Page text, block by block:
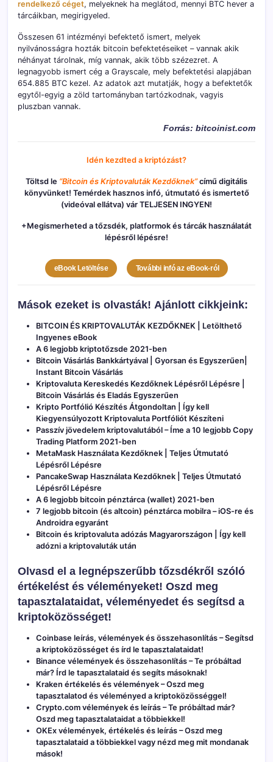
rendelkező céget, melyeknek ha meglátod, mennyi BTC hever a
tárcáikban, megirigyeled.
Összesen 61 intézményi befektető ismert, melyek
nyilvánosságra hozták bitcoin befektetéseiket – vannak akik
néhányat tárolnak, míg vannak, akik több szézezret. A
legnagyobb ismert cég a Grayscale, mely befektetési alapjában
654.885 BTC kezel. Az adatok azt mutatják, hogy a befektetők
egytől-egyig a zöld tartományban tartózkodnak, vagyis
pluszban vannak.
Forrás: bitcoinist.com
Idén kezdted a kriptózást?
Töltsd le “Bitcoin és Kriptovaluták Kezdőknek”című digitális
könyvünket! Temérdek hasznos infó, útmutató és ismertető
(videóval ellátva) vár TELJESEN INGYEN!
+Megismerheted a tőzsdék, platformok és tárcák használatát
lépésről lépésre!
eBook Letöltése További infó az eBook-ról
Mások ezeket is olvasták! Ajánlott cikkjeink:
BITCOIN ÉS KRIPTOVALUTÁK KEZDŐKNEK | Letölthető
Ingyenes eBook
A 6 legjobb kriptotőzsde 2021-ben
Bitcoin Vásárlás Bankkártyával | Gyorsan és Egyszerűen|
Instant Bitcoin Vásárlás
Kriptovaluta Kereskedés Kezdőknek Lépésről Lépésre |
Bitcoin Vásárlás és Eladás Egyszerűen
Kripto Portfólió Készítés Átgondoltan | Így kell
Kiegyensúlyozott Kriptovaluta Portfóliót Készíteni
Passzív jövedelem kriptovalutából – Íme a 10 legjobb Copy
Trading Platform 2021-ben
MetaMask Használata Kezdőknek | Teljes Útmutató
Lépésről Lépésre
PancakeSwap Használata Kezdőknek | Teljes Útmutató
Lépésről Lépésre
A 6 legjobb bitcoin pénztárca (wallet) 2021-ben
7 legjobb bitcoin (és altcoin) pénztárca mobilra – iOS-re és
Androidra egyaránt
Bitcoin és kriptovaluta adózás Magyarországon | Így kell
adózni a kriptovaluták után
Olvasd el a legnépszerűbb tőzsdékről szóló
értékelést és véleményeket! Oszd meg
tapasztalataidat, véleményedet és segítsd a
kriptoközösséget!
Coinbase leírás, vélemények és összehasonlítás – Segítsd
a kriptoközösséget és írd le tapasztalataidat!
Binance vélemények és összehasonlítás – Te próbáltad
már? Írd le tapasztalataid és segíts másoknak!
Kraken értékelés és vélemények – Oszd meg
tapasztalatod és véleményed a kriptoközösséggel!
Crypto.com vélemények és leírás – Te próbáltad már?
Oszd meg tapasztalataidat a többiekkel!
OKEx vélemények, értékelés és leírás – Oszd meg
tapasztalataid a többiekkel vagy nézd meg mit mondanak
mások!